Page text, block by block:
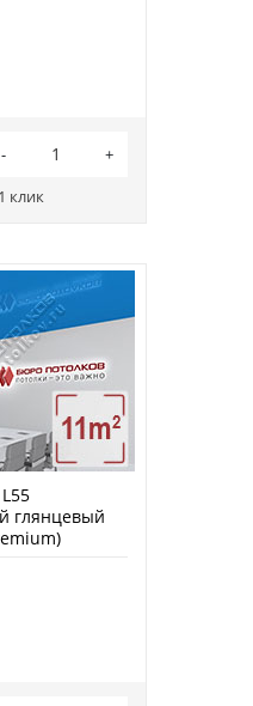
клик
глянцевый